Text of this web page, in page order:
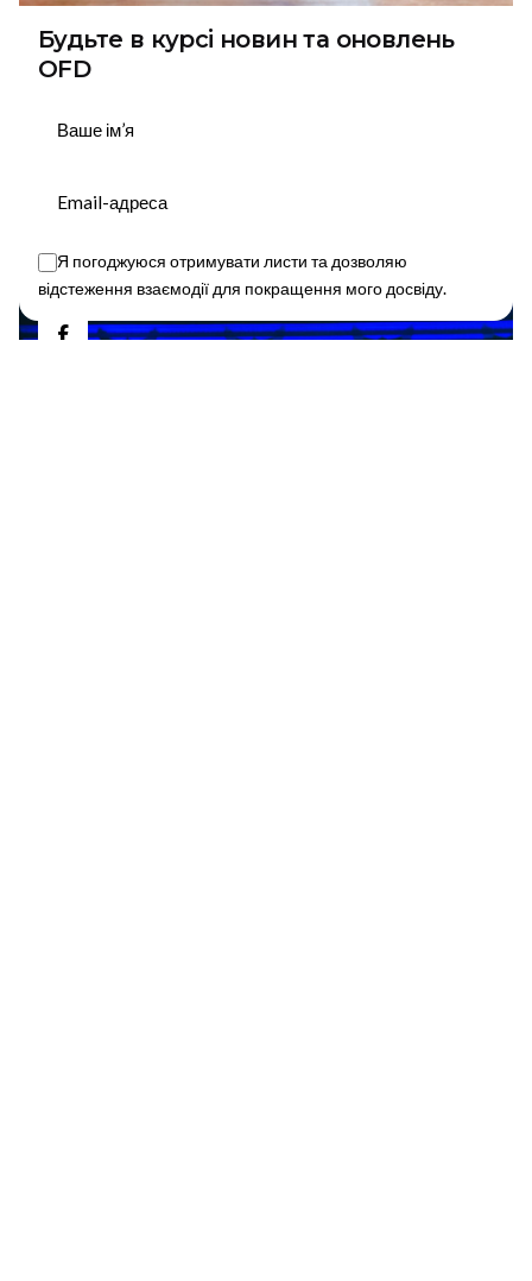
This website stores cookies on your device.
Будьте в курсі новин та оновлень
OFD
Я погоджуюся отримувати листи та дозволяю
відстеження взаємодії для покращення мого досвіду.